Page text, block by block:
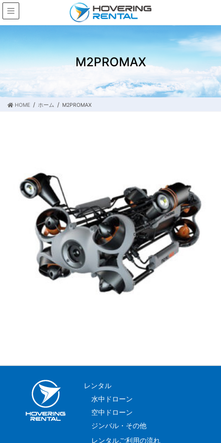
M2PROMAX
HOME ホーム M2PROMAX
レンタル
水中ドローン
空中ドローン
ジンバル・その他
レンタルご利用の流れ